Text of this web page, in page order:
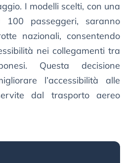
I modelli scelti, con una
passeggeri, saranno
nazionali, consentendo
nei collegamenti tra
Questa decisione
l’accessibilità alle
dal trasporto aereo